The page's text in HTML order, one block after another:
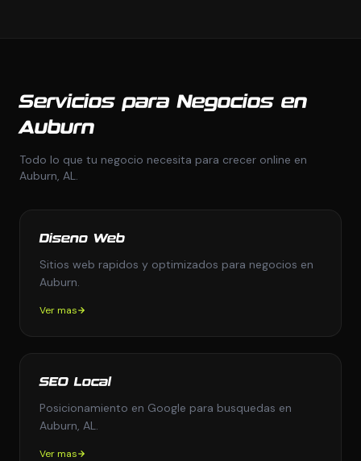
Servicios para Negocios en
Auburn
Todo lo que tu negocio necesita para crecer online en
Auburn, AL.
Diseno Web
Sitios web rapidos y optimizados para negocios en
Auburn.
Ver mas
SEO Local
Posicionamiento en Google para busquedas en
Auburn, AL.
Ver mas